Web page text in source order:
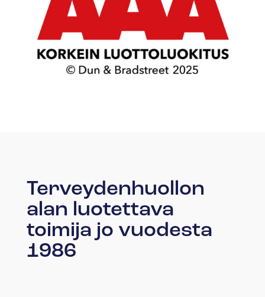
Terveydenhuollon
alan luotettava
toimija jo vuodesta
1986